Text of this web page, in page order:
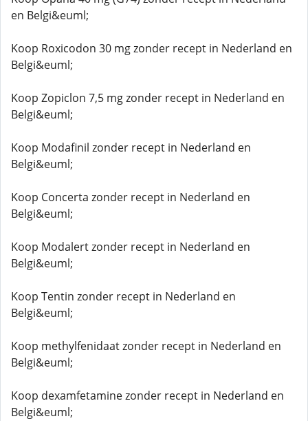
en Belgi&euml;
Koop Roxicodon 30 mg zonder recept in Nederland en
Belgi&euml;
Koop Zopiclon 7,5 mg zonder recept in Nederland en
Belgi&euml;
Koop Modafinil zonder recept in Nederland en
Belgi&euml;
Koop Concerta zonder recept in Nederland en
Belgi&euml;
Koop Modalert zonder recept in Nederland en
Belgi&euml;
Koop Tentin zonder recept in Nederland en
Belgi&euml;
Koop methylfenidaat zonder recept in Nederland en
Belgi&euml;
Koop dexamfetamine zonder recept in Nederland en
Belgi&euml;